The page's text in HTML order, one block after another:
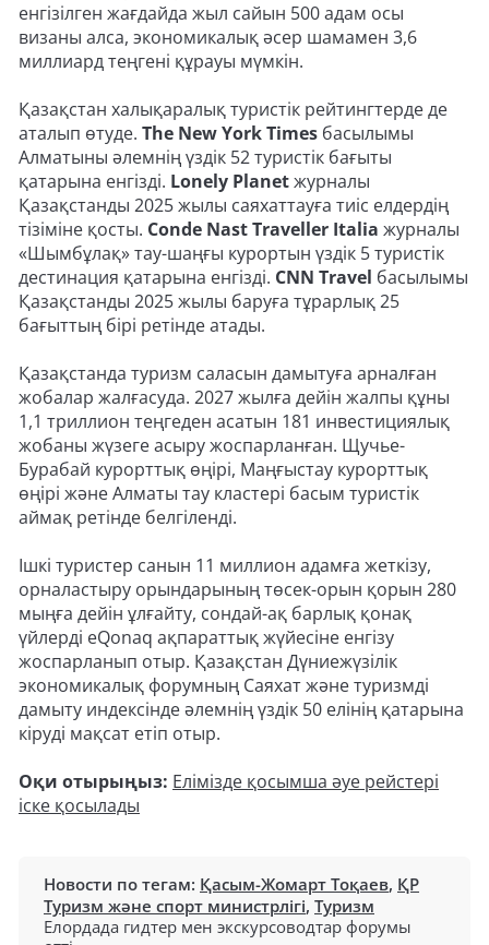
енгізілген жағдайда жыл сайын 500 адам осы
визаны алса, экономикалық әсер шамамен 3,6
миллиард теңгені құрауы мүмкін.
Қазақстан халықаралық туристік рейтингтерде де
аталып өтуде. The New York Times басылымы
Алматыны әлемнің үздік 52 туристік бағыты
қатарына енгізді. Lonely Planetжурналы
Қазақстанды 2025 жылы саяхаттауға тиіс елдердің
тізіміне қосты. Conde Nast Traveller Italia журналы
«Шымбұлақ» тау-шаңғы курортын үздік 5 туристік
дестинация қатарына енгізді. CNN Travel басылымы
Қазақстанды 2025 жылы баруға тұрарлық 25
бағыттың бірі ретінде атады.
Қазақстанда туризм саласын дамытуға арналған
жобалар жалғасуда. 2027 жылға дейін жалпы құны
1,1 триллион теңгеден асатын 181 инвестициялық
жобаны жүзеге асыру жоспарланған. Щучье-
Бурабай курорттық өңірі, Маңғыстау курорттық
өңірі және Алматы тау кластері басым туристік
аймақ ретінде белгіленді.
Ішкі туристер санын 11 миллион адамға жеткізу,
орналастыру орындарының төсек-орын қорын 280
мыңға дейін ұлғайту, сондай-ақ барлық қонақ
үйлерді eQonaq ақпараттық жүйесіне енгізу
жоспарланып отыр. Қазақстан Дүниежүзілік
экономикалық форумның Саяхат және туризмді
дамыту индексінде әлемнің үздік 50 елінің қатарына
кіруді мақсат етіп отыр.
Оқи отырыңыз: Елімізде қосымша әуе рейстері
іске қосылады
Новости по тегам: Қасым-Жомарт Тоқаев, ҚР
Туризм және спорт министрлігі, Туризм
Елордада гидтер мен экскурсоводтар форумы